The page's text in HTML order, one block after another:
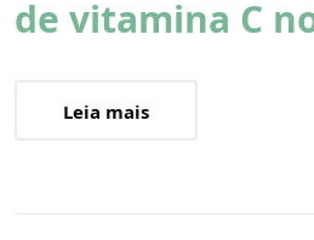
de vitamina C
Leia mais